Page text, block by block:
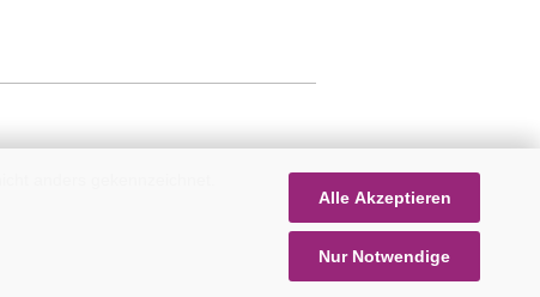
Alle Akzeptieren
Nur Notwendige